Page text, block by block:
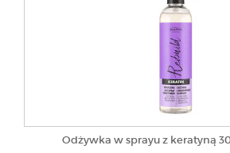
Odżywka w sprayu z keratyną